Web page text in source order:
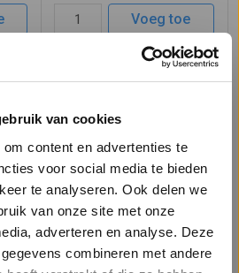
van cookies
content en advertenties te
voor social media te bieden
te analyseren. Ook delen we
van onze site met onze
adverteren en analyse. Deze
combineren met andere
is.
een lichtopbrengst van 140
lumen. Op e ...
Voeg toe
Ledlenser Hoofdlamp
Ledlenser HF4R Core Black